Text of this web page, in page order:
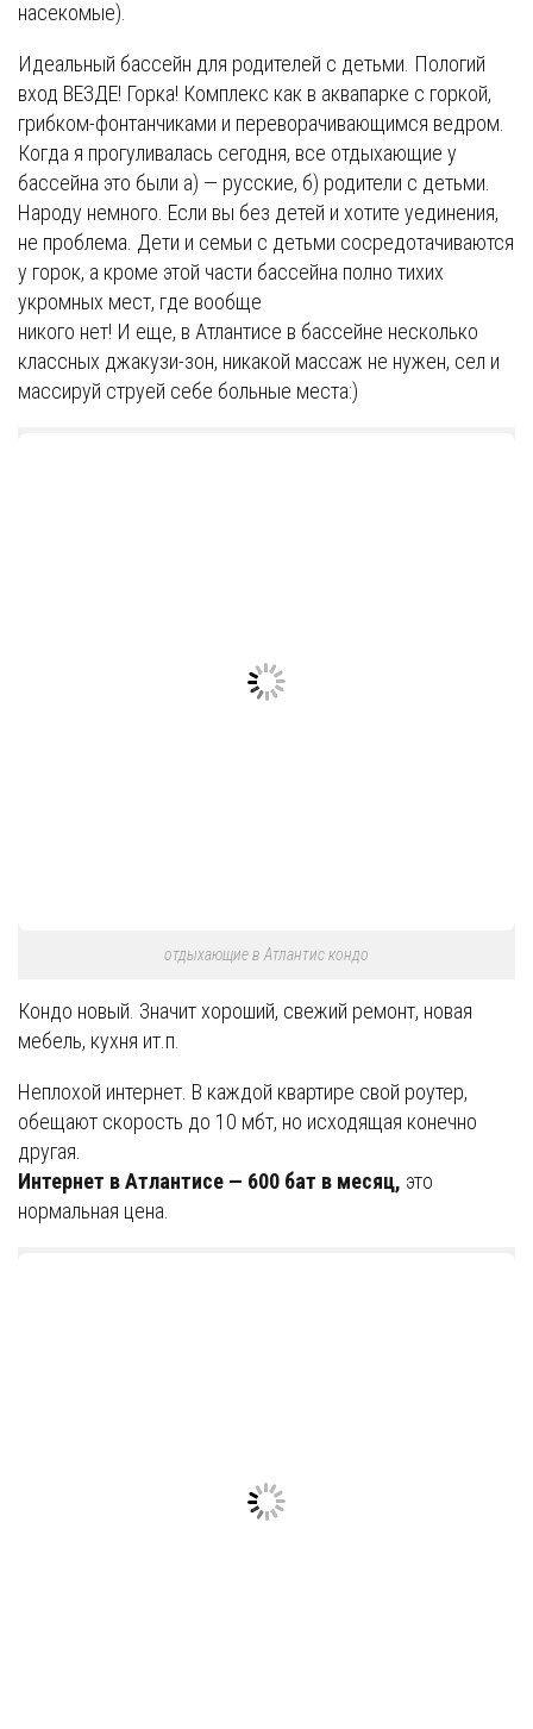
насекомые).
Идеальный бассейн для родителей с детьми. Пологий
вход ВЕЗДЕ! Горка! Комплекс как в аквапарке с горкой,
грибком-фонтанчиками и переворачивающимся ведром.
Когда я прогуливалась сегодня, все отдыхающие у
бассейна это были а) — русские, б) родители с детьми.
Народу немного. Если вы без детей и хотите уединения,
не проблема. Дети и семьи с детьми сосредотачиваются
у горок, а кроме этой части бассейна полно тихих
укромных мест, где вообще
никого нет! И еще, в Атлантисе в бассейне несколько
классных джакузи-зон, никакой массаж не нужен, сел и
массируй струей себе больные места:)
отдыхающие в Атлантис кондо
Кондо новый. Значит хороший, свежий ремонт, новая
мебель, кухня ит.п.
Неплохой интернет. В каждой квартире свой роутер,
обещают скорость до 10 мбт, но исходящая конечно
другая.
Интернет в Атлантисе — 600 бат в месяц, это
нормальная цена.